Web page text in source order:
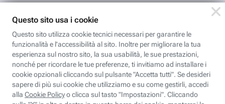
Scopri i corsi gratuiti della
Fastweb Digital Academy